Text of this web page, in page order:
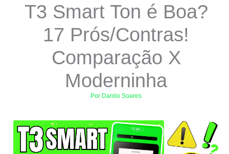
T3 Smart Ton é Boa?
17 Prós/Contras!
Comparação X
Moderninha
Por Danilo Soares